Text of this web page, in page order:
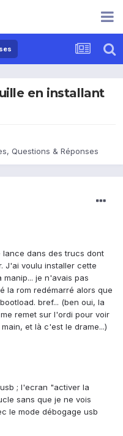
en installant
Questions & Réponses
lance dans des trucs dont
J'ai voulu installer cette
je n'avais pas
la rom redémarré alors que
bref... (ben oui, la
remet sur l'ordi pour voir
et là c'est le drame...)
; l'ecran "activer la
sans que je ne vois
le mode débogage usb